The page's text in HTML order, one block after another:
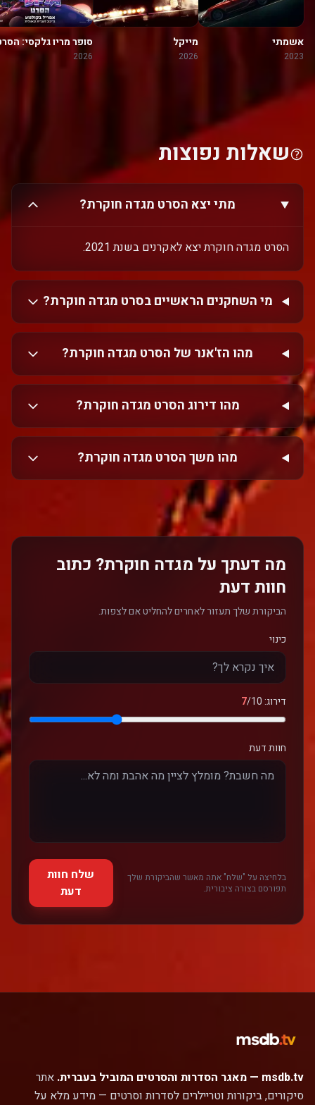
אשמתי
2023
מייקל
2026
סופר מריו גלקסי:
2026
שאלות נפוצות
מתי יצא הסרט מגדה חוקרת?
הסרט מגדה חוקרת יצא לאקרנים בשנת 2021.
מי השחקנים הראשיים בסרט מגדה חוקרת?
מהו הז'אנר של הסרט מגדה חוקרת?
מהו דירוג הסרט מגדה חוקרת?
מהו משך הסרט מגדה חוקרת?
מה דעתך על מגדה חוקרת? כתוב
חוות דעת
הביקורת שלך תעזור לאחרים להחליט אם לצפות.
כינוי
דירוג: 7/10
חוות דעת
בלחיצה על "שלח" אתה מאשר שהביקורת שלך
תפורסם בצורה ציבורית.
שלח חוות
דעת
msdb.tv — מאגר הסדרות והסרטים המוביל בעברית.
אתר
סיקורים, ביקורות וטריילרים לסדרות וסרטים — מידע מלא על